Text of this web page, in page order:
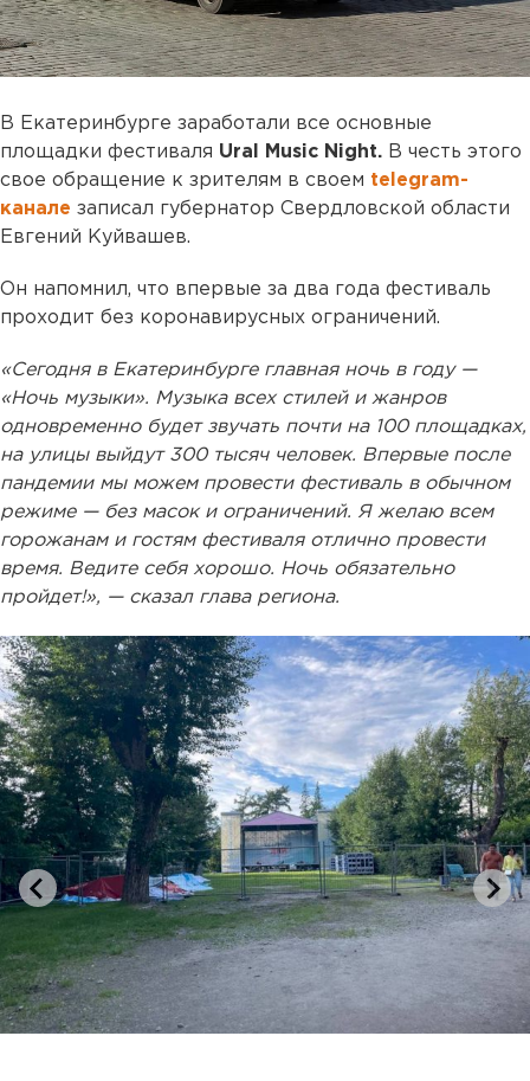
В Екатеринбурге заработали все основные
площадки фестиваля Ural Music Night. В честь этого
свое обращение к зрителям в своем telegram-
канале записал губернатор Свердловской области
Евгений Куйвашев.
Он напомнил, что впервые за два года фестиваль
проходит без коронавирусных ограничений.
«Сегодня в Екатеринбурге главная ночь в году —
«Ночь музыки». Музыка всех стилей и жанров
одновременно будет звучать почти на 100 площадках,
на улицы выйдут 300 тысяч человек. Впервые после
пандемии мы можем провести фестиваль в обычном
режиме — без масок и ограничений. Я желаю всем
горожанам и гостям фестиваля отлично провести
время. Ведите себя хорошо. Ночь обязательно
пройдет!», — сказал глава региона.